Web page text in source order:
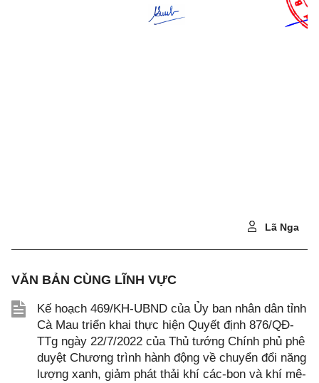
Lã Nga
VĂN BẢN CÙNG LĨNH VỰC
Kế hoạch 469/KH-UBND của Ủy ban nhân dân tỉnh
Cà Mau triển khai thực hiện Quyết định 876/QĐ-
TTg ngày 22/7/2022 của Thủ tướng Chính phủ phê
duyệt Chương trình hành động về chuyển đổi năng
lượng xanh, giảm phát thải khí các-bon và khí mê-